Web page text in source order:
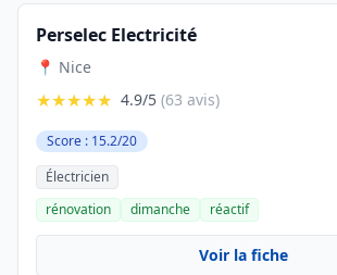
Perselec Electricité
📍 Nice
★★★★★ 4.9/5 (63 avis)
Score : 15.2/20
Électricien
rénovation
dimanche réactif
Voir la fiche